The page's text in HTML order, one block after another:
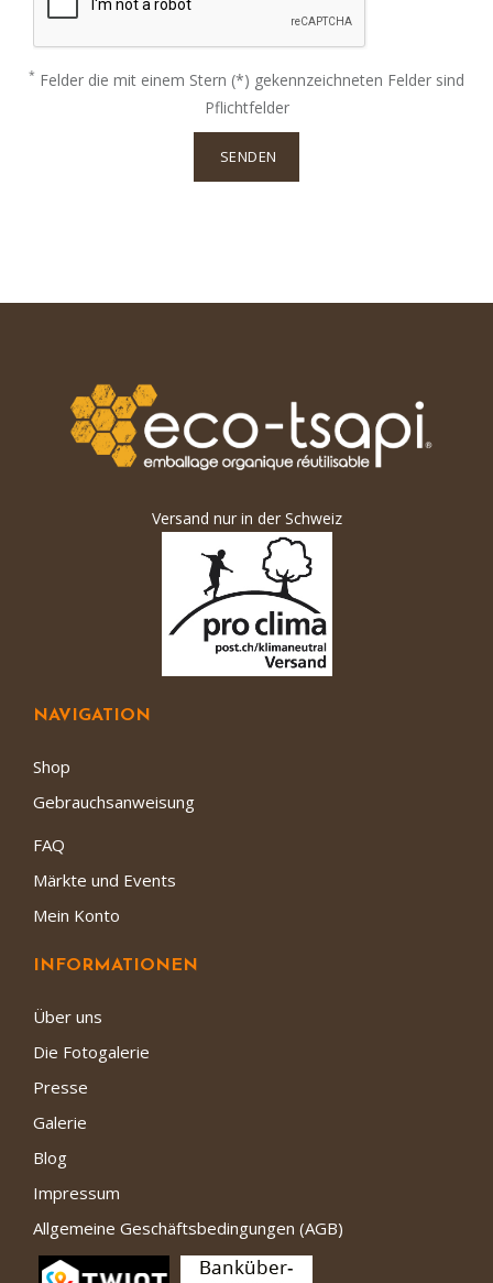
* Felder die mit einem Stern (*) gekennzeichneten Felder sind
Pflichtfelder
Versand nur in der Schweiz
NAVIGATION
Shop
Gebrauchsanweisung
FAQ
Märkte und Events
Mein Konto
INFORMATIONEN
Über uns
Die Fotogalerie
Presse
Galerie
Blog
Impressum
Allgemeine Geschäftsbedingungen (AGB)